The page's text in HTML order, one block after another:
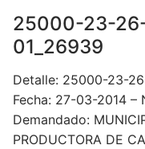
25000-23-
01_26939
Detalle: 25000-23-
Fecha: 27-03-2014 –
Demandado:
PRODUCTORA DE